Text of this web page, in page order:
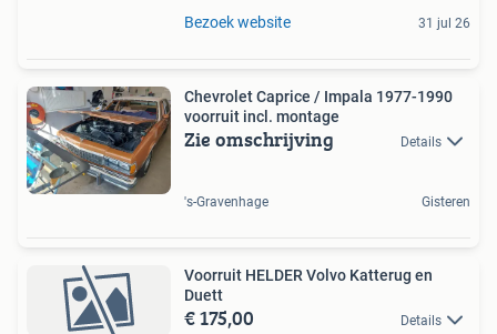
Bezoek website 31 jul 26
Chevrolet Caprice / Impala 1977-1990
voorruit incl. montage
Zie omschrijving Details
's-Gravenhage Gisteren
Voorruit HELDER Volvo Katterug en
Duett
€ 175,00 Details